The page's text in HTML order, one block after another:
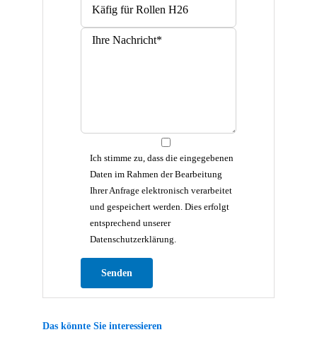
Ich stimme zu, dass die eingegebenen
Daten im Rahmen der Bearbeitung
Ihrer Anfrage elektronisch verarbeitet
und gespeichert werden. Dies erfolgt
entsprechend unserer
Datenschutzerklärung.
Das könnte Sie interessieren